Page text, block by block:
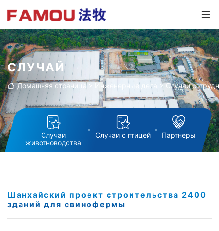
СЛУЧАЙ
Домашняя страница > Инженерные дела >Случаи
Случаи
животноводства
Случаи с птицей Партнеры
Шанхайский проект строительства 2400
зданий для свинофермы